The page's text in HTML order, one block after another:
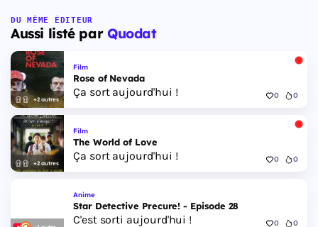
DU MÊME ÉDITEUR
Aussi listé par Quodat
+2 autres
Film
Rose of Nevada
Ça sort aujourd'hui ! 0 0
+2 autres
Film
The World of Love
Ça sort aujourd'hui ! 0 0
Anime
Star Detective Precure! - Episode 28
C'est sorti aujourd'hui ! 0 0